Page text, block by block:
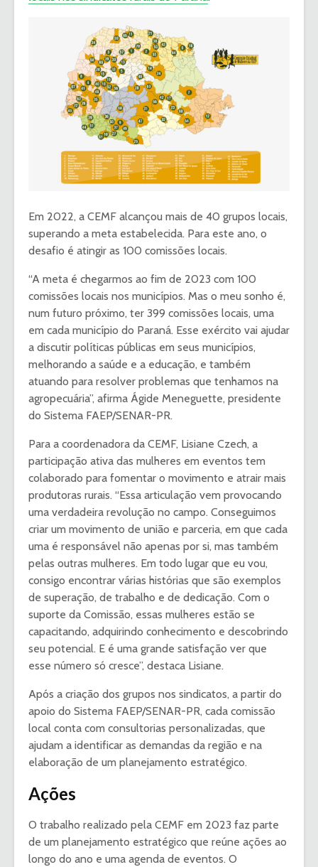
Em 2022, a CEMF alcançou mais de 40 grupos locais,
superando a meta estabelecida. Para este ano, o
desafio é atingir as 100 comissões locais.
“A meta é chegarmos ao fim de 2023 com 100
comissões locais nos municípios. Mas o meu sonho é,
num futuro próximo, ter 399 comissões locais, uma
em cada município do Paraná. Esse exército vai ajudar
a discutir políticas públicas em seus municípios,
melhorando a saúde e a educação, e também
atuando para resolver problemas que tenhamos na
agropecuária”, afirma Ágide Meneguette, presidente
do Sistema FAEP/SENAR-PR.
Para a coordenadora da CEMF, Lisiane Czech, a
participação ativa das mulheres em eventos tem
colaborado para fomentar o movimento e atrair mais
produtoras rurais. “Essa articulação vem provocando
uma verdadeira revolução no campo. Conseguimos
criar um movimento de união e parceria, em que cada
uma é responsável não apenas por si, mas também
pelas outras mulheres. Em todo lugar que eu vou,
consigo encontrar várias histórias que são exemplos
de superação, de trabalho e de dedicação. Com o
suporte da Comissão, essas mulheres estão se
capacitando, adquirindo conhecimento e descobrindo
seu potencial. E é uma grande satisfação ver que
esse número só cresce”, destaca Lisiane.
Após a criação dos grupos nos sindicatos, a partir do
apoio do Sistema FAEP/SENAR-PR, cada comissão
local conta com consultorias personalizadas, que
ajudam a identificar as demandas da região e na
elaboração de um planejamento estratégico.
Ações
O trabalho realizado pela CEMF em 2023 faz parte
de um planejamento estratégico que reúne ações ao
longo do ano e uma agenda de eventos. O